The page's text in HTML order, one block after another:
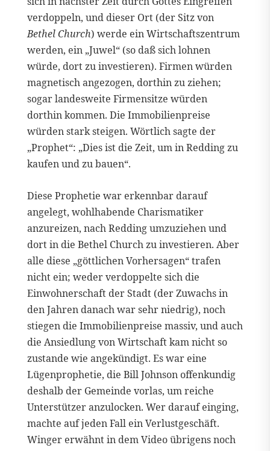
verdoppeln, und dieser Ort (der Sitz von
Bethel Church) werde ein Wirtschaftszentrum
werden, ein „Juwel“ (so daß sich lohnen
würde, dort zu investieren). Firmen würden
magnetisch angezogen, dorthin zu ziehen;
sogar landesweite Firmensitze würden
dorthin kommen. Die Immobilienpreise
würden stark steigen. Wörtlich sagte der
„Prophet“: „Dies ist die Zeit, um in Redding zu
kaufen und zu bauen“.
Diese Prophetie war erkennbar darauf
angelegt, wohlhabende Charismatiker
anzureizen, nach Redding umzuziehen und
dort in die Bethel Church zu investieren. Aber
alle diese „göttlichen Vorhersagen“ trafen
nicht ein; weder verdoppelte sich die
Einwohnerschaft der Stadt (der Zuwachs in
den Jahren danach war sehr niedrig), noch
stiegen die Immobilienpreise massiv, und auch
die Ansiedlung von Wirtschaft kam nicht so
zustande wie angekündigt. Es war eine
Lügenprophetie, die Bill Johnson offenkundig
deshalb der Gemeinde vorlas, um reiche
Unterstützer anzulocken. Wer darauf einging,
machte auf jeden Fall ein Verlustgeschäft.
Winger erwähnt in dem Video übrigens noch